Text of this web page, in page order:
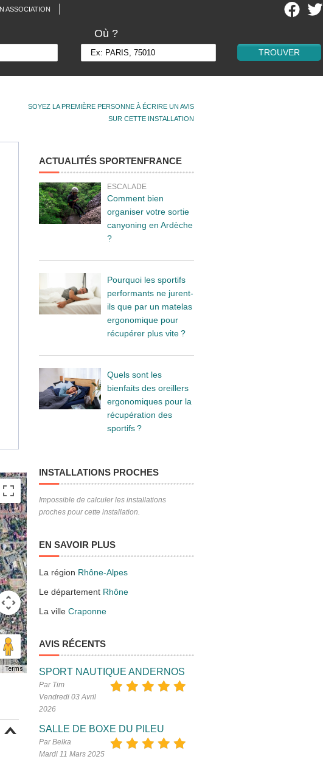
ASSOCIATION
Où ?
SOYEZ LA PREMIÈRE PERSONNE À ÉCRIRE UN AVIS
SUR CETTE INSTALLATION
Terms
ACTUALITÉS SPORTENFRANCE
ESCALADE
Comment bien
organiser votre sortie
canyoning en Ardèche
?
Pourquoi les sportifs
performants ne jurent-
ils que par un matelas
ergonomique pour
récupérer plus vite ?
Quels sont les
bienfaits des oreillers
ergonomiques pour la
récupération des
sportifs ?
INSTALLATIONS PROCHES
Impossible de calculer les installations
proches pour cette installation.
EN SAVOIR PLUS
La région Rhône-Alpes
Le département Rhône
La ville Craponne
AVIS RÉCENTS
SPORT NAUTIQUE ANDERNOS
Par Tim
Vendredi 03 Avril
2026
SALLE DE BOXE DU PILEU
Par Belka
Mardi 11 Mars 2025